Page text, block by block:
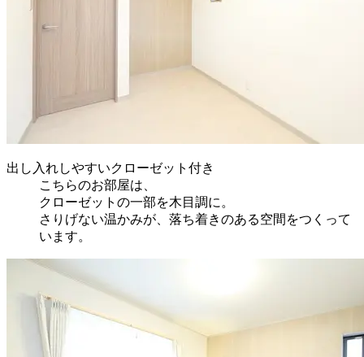
出し入れしやすいクローゼット付き
こちらのお部屋は、
クローゼットの一部を木目調に。
さりげない温かみが、落ち着きのある空間をつくって
います。